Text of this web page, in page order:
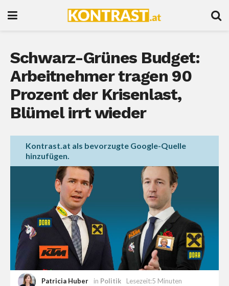
Schwarz-Grünes Budget:
Arbeitnehmer tragen 90
Prozent der Krisenlast,
Blümel irrt wieder
Kontrast.at als bevorzugte Google-Quelle
hinzufügen.
Patricia Huber in Politik
Lesezeit:5 Minuten